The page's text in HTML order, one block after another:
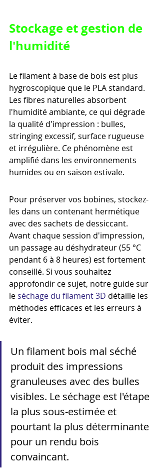
Stockage et gestion de
l'humidité
Le filament à base de bois est plus
hygroscopique que le PLA standard.
Les fibres naturelles absorbent
l'humidité ambiante, ce qui dégrade
la qualité d'impression : bulles,
stringing excessif, surface rugueuse
et irrégulière. Ce phénomène est
amplifié dans les environnements
humides ou en saison estivale.
Pour préserver vos bobines, stockez-
les dans un contenant hermétique
avec des sachets de dessiccant.
Avant chaque session d'impression,
un passage au déshydrateur (55 °C
pendant 6 à 8 heures) est fortement
conseillé. Si vous souhaitez
approfondir ce sujet, notre guide sur
le séchage du filament 3D détaille les
méthodes efficaces et les erreurs à
éviter.
Un filament bois mal séché
produit des impressions
granuleuses avec des bulles
visibles. Le séchage est l'étape
la plus sous-estimée et
pourtant la plus déterminante
pour un rendu bois
convaincant.